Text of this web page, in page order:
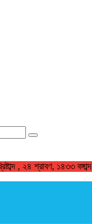
খুজুন
, ২৪ শ্রাবণ, ১৪৩৩ বঙ্গাব্দ